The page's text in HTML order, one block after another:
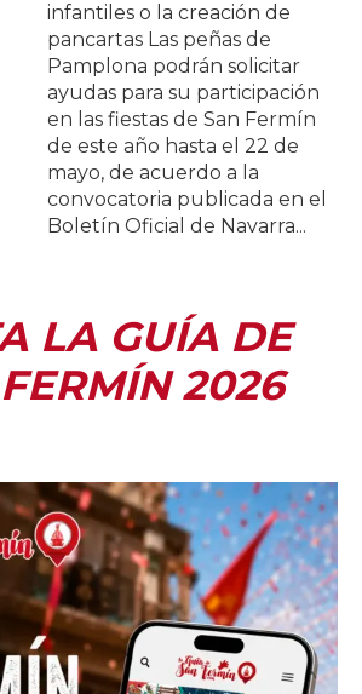
infantiles o la creación de
pancartas Las peñas de
Pamplona podrán solicitar
ayudas para su participación
en las fiestas de San Fermín
de este año hasta el 22 de
mayo, de acuerdo a la
convocatoria publicada en el
Boletín Oficial de Navarra...
LA GUÍA DE
2026